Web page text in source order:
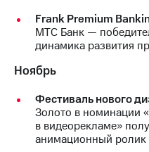
Frank Premium
МТС Банк —
динамика развития
Ноябрь
Фестиваль нового
Золото в номинации
в видеорекламе»
анимационный